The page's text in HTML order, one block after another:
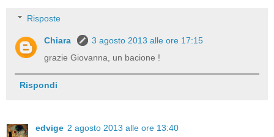
Risposte
Chiara
3 agosto 2013 alle ore 17:15
grazie Giovanna, un bacione !
Rispondi
edvige 2 agosto 2013 alle ore 13:40